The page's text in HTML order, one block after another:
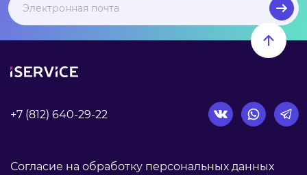
+7 (812) 640-29-22
Согласие на обработку персональных данных